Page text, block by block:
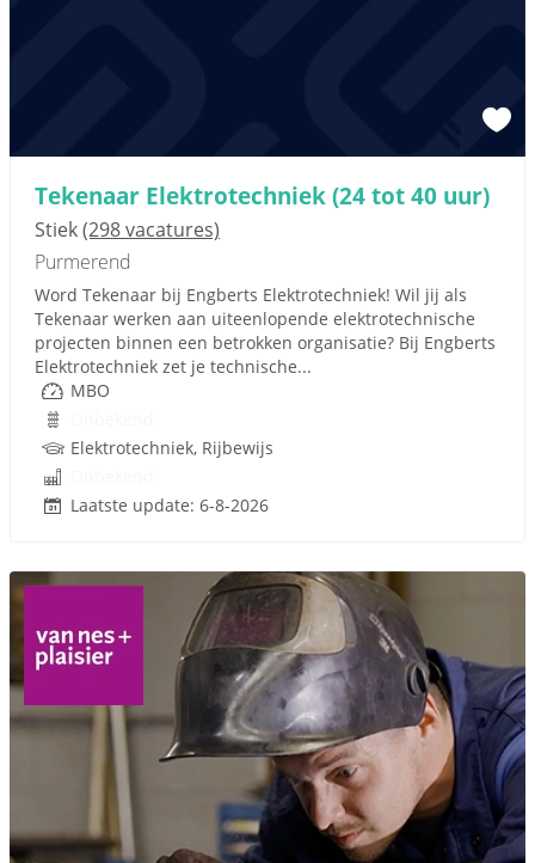
Tekenaar Elektrotechniek (24 tot 40 uur)
Stiek(298 vacatures)
Purmerend
Word Tekenaar bij Engberts Elektrotechniek! Wil jij als
Tekenaar werken aan uiteenlopende elektrotechnische
projecten binnen een betrokken organisatie? Bij Engberts
Elektrotechniek zet je technische...
MBO
Elektrotechniek, Rijbewijs
Laatste update: 6-8-2026